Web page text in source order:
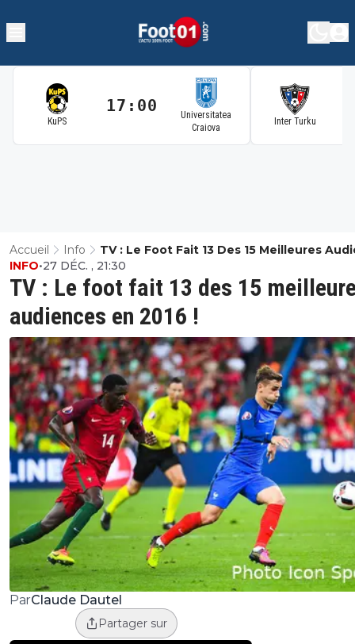
KuPS
17:00
Universitatea
Craiova
Inter Turku
Accueil Info
TV : Le Foot Fait 13 Des 15 Meilleures
En 2016 !
TV : Le foot fait 13 des 15
audiences en 2016 !
INFO•27 DÉC. , 21:30
ParClaude Dautel
Partager sur